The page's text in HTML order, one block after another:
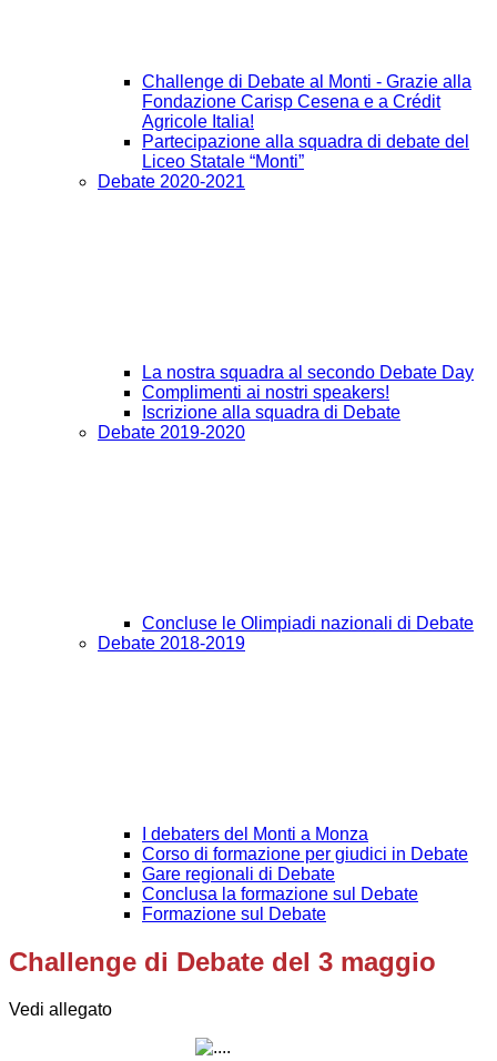
Challenge di Debate al Monti - Grazie alla
Fondazione Carisp Cesena e a Crédit
Agricole Italia!
Partecipazione alla squadra di debate del
Liceo Statale “Monti”
Debate 2020-2021
La nostra squadra al secondo Debate Day
Complimenti ai nostri speakers!
Iscrizione alla squadra di Debate
Debate 2019-2020
Concluse le Olimpiadi nazionali di Debate
Debate 2018-2019
I debaters del Monti a Monza
Corso di formazione per giudici in Debate
Gare regionali di Debate
Conclusa la formazione sul Debate
Formazione sul Debate
Challenge di Debate del 3 maggio
Vedi allegato